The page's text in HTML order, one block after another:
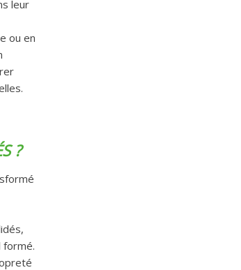
leur
ou en
?
formé.